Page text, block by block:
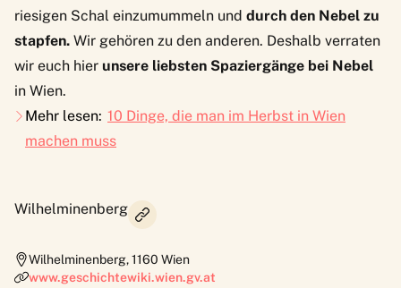
riesigen Schal einzumummeln und durch den Nebel zu
stapfen. Wir gehören zu den anderen. Deshalb verraten
wir euch hier unsere liebsten Spaziergänge bei Nebel
in Wien.
Mehr lesen: 10 Dinge, die man im Herbst in Wien
machen muss
Wilhelminenberg
Wilhelminenberg,1160 Wien
www.geschichtewiki.wien.gv.at